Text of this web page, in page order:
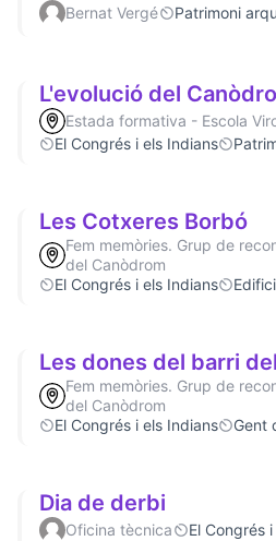
Bernat Vergé Patrimoni
L'evolució del
Estada formativa - Escola
El Congrés i els Indians
Les Cotxeres Borbó
Fem memòries. Grup de
del Canòdrom
El Congrés i els Indians
Les dones del barri
Fem memòries. Grup de
del Canòdrom
El Congrés i els Indians
Gent
Dia de derbi
Oficina tècnica
El Congrés